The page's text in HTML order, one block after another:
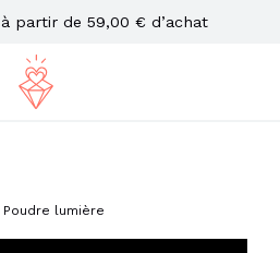
à partir de 59,00 € d’achat
Poudre lumière